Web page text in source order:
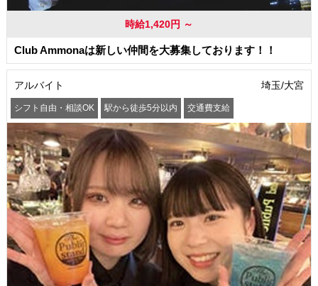
時給1,420円 ～
Club Ammonaは新しい仲間を大募集しております！！
アルバイト 埼玉/大宮
シフト自由・相談OK 駅から徒歩5分以内 交通費支給